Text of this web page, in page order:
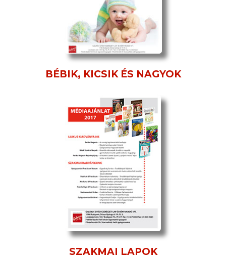
BÉBIK, KICSIK ÉS NAGYOK
SZAKMAI LAPOK